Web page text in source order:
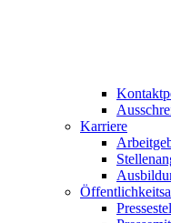
Karriere